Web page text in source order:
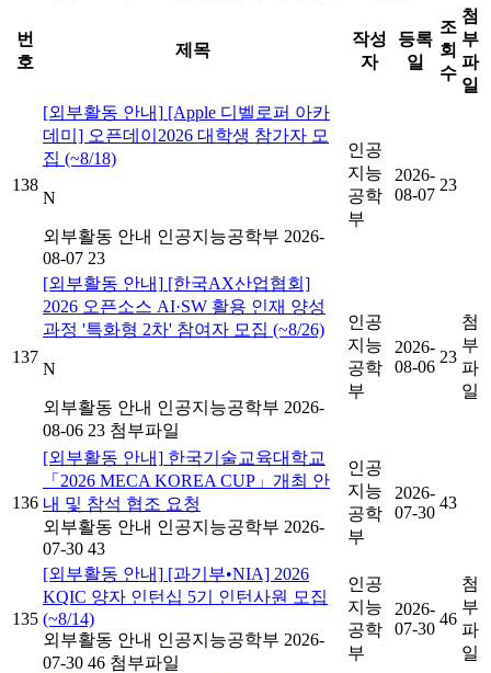
번
호
제목
작성
자
등록
일
조
회
수
첨
부
파
일
138
[외부활동 안내] [Apple 디벨로퍼 아카
데미] 오픈데이2026 대학생 참가자 모
집 (~8/18)
N
외부활동 안내 인공지능공학부 2026-
08-07 23
인공
지능
공학
부
2026-
08-07
23
137
[외부활동 안내] [한국AX산업협회]
2026 오픈소스 AI·SW 활용 인재 양성
과정 '특화형 2차' 참여자 모집 (~8/26)
N
외부활동 안내 인공지능공학부 2026-
08-06 23 첨부파일
인공
지능
공학
부
2026-
08-06
23
첨
부
파
일
136
[외부활동 안내] 한국기술교육대학교
「2026 MECA KOREA CUP」개최 안
내 및 참석 협조 요청
외부활동 안내 인공지능공학부 2026-
07-30 43
인공
지능
공학
부
2026-
07-30
43
135
[외부활동 안내] [과기부•NIA] 2026
KQIC 양자 인턴십 5기 인턴사원 모집
(~8/14)
외부활동 안내 인공지능공학부 2026-
07-30 46 첨부파일
인공
지능
공학
부
2026-
07-30
46
첨
부
파
일